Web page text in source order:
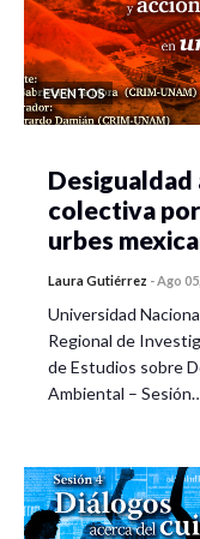
EVENTOS
Desigualdad
colectiva
urbes
Laura Gutiérrez -Ago
Universidad
Regional de
de Estudios sobre
Ambiental –